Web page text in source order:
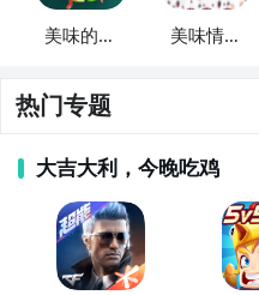
美味的果
美味情人
热门专题
大吉大利，今晚吃鸡